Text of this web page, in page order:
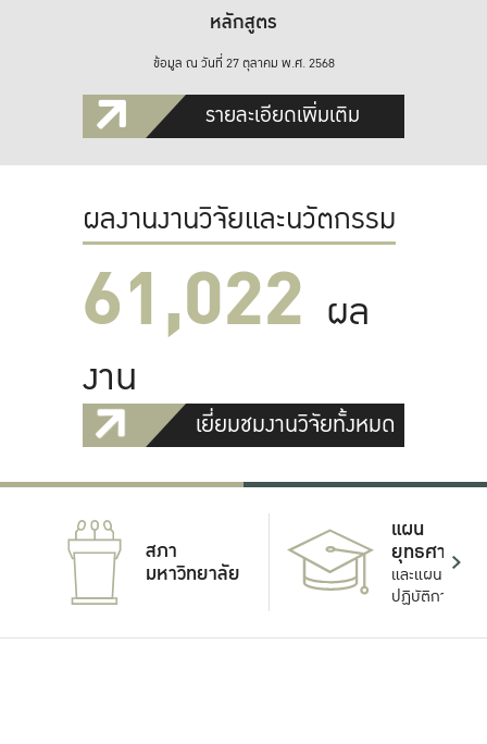
หลักสูตร
ข้อมูล ณ วันที่ 27 ตุลาคม พ.ศ. 2568
รายละเอียดเพิ่มเติม
ผลงานงานวิจัยและนวัตกรรม
61,022 ผล
งาน
เยี่ยมชมงานวิจัยทั้งหมด
สภา
มหาวิทยาลัย
แผน
ยุทธศาสตร์
และแผน
ปฏิบัติการ